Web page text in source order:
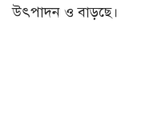
উৎপাদন ও বাড়ছে।